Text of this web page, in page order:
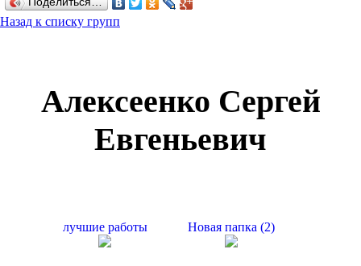
Назад к списку групп
Алексеенко Сергей
Евгеньевич
лучшие работы Новая папка (2)